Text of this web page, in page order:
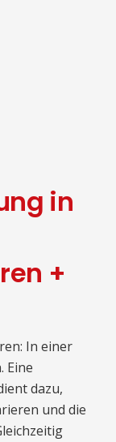
in
+
In einer
Eine
dazu,
und die